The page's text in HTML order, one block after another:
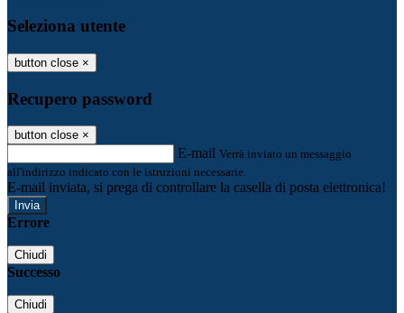
Seleziona utente
button close ×
Recupero password
button close ×
E-mail Verrà inviato un messaggio
all'indirizzo indicato con le istruzioni necessarie.
E-mail inviata, si prega di controllare la casella di posta elettronica!
Errore
Chiudi
Successo
Chiudi